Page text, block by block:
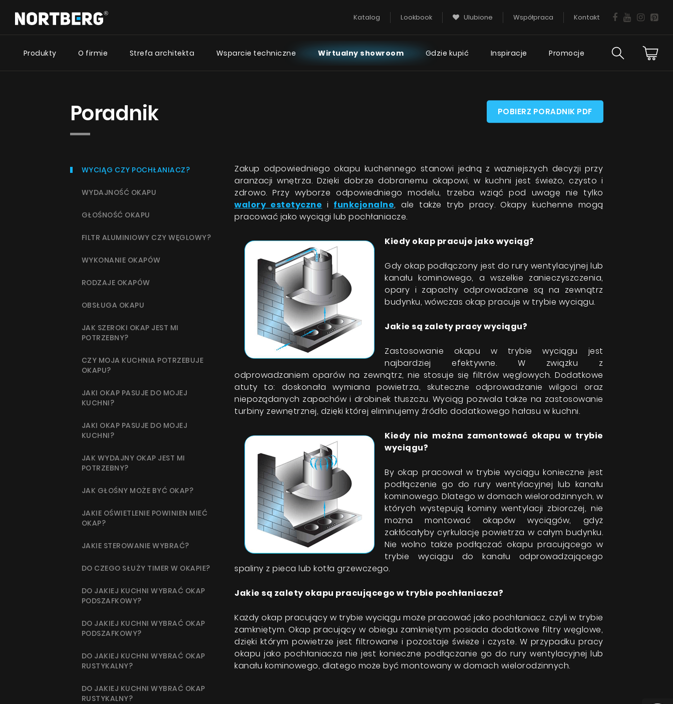
Produkty
O firmie
Strefa architekta
Katalog Lookbook Ulubione Współpraca Kontakt
Produkty
Okapy Wyspowe
Okapy Kominowe
Okapy Podszafkowe
Okapy do zabudowy
Nortberg ArtGlass
Okapy z ceramiki
Nortberg Ceramic
O firmie Strefa architekta Wsparcie techniczne
Poradnik
ZOBACZ WSZYSTKIE ZOBACZ WSZYSTKIE ZOBACZ WSZYSTKIE
Wsparcie
techniczne
Poradnik
Serwis
Wirtualny showroom Gdzie kupić Inspiracje Promocje
Poradnik POBIERZ PORADNIK PDF
WYCIĄG CZY POCHŁANIACZ?
WYDAJNOŚĆ OKAPU
GŁOŚNOŚĆ OKAPU
FILTR ALUMINIOWY CZY WĘGLOWY?
WYKONANIE OKAPÓW
RODZAJE OKAPÓW
OBSŁUGA OKAPU
JAK SZEROKI OKAP JEST MI
POTRZEBNY?
CZY MOJA KUCHNIA POTRZEBUJE
OKAPU?
JAKI OKAP PASUJE DO MOJEJ
KUCHNI?
JAKI OKAP PASUJE DO MOJEJ
KUCHNI?
JAK WYDAJNY OKAP JEST MI
POTRZEBNY?
JAK GŁOŚNY MOŻE BYĆ OKAP?
JAKIE OŚWIETLENIE POWINIEN MIEĆ
OKAP?
JAKIE STEROWANIE WYBRAĆ?
DO CZEGO SŁUŻY TIMER W OKAPIE?
DO JAKIEJ KUCHNI WYBRAĆ OKAP
PODSZAFKOWY?
DO JAKIEJ KUCHNI WYBRAĆ OKAP
PODSZAFKOWY?
DO JAKIEJ KUCHNI WYBRAĆ OKAP
RUSTYKALNY?
DO JAKIEJ KUCHNI WYBRAĆ OKAP
RUSTYKALNY?
Zakup odpowiedniego okapu kuchennego stanowi jedną z ważniejszych decyzji przy
aranżacji wnętrza. Dzięki dobrze dobranemu okapowi, w kuchni jest świeżo, czysto i
zdrowo. Przy wyborze odpowiedniego modelu, trzeba wziąć pod uwagę nie tylko
walory estetyczne i funkcjonalne, ale także tryb pracy. Okapy kuchenne mogą
pracować jako wyciągi lub pochłaniacze.
Kiedy okap pracuje jako wyciąg?
Gdy okap podłączony jest do rury wentylacyjnej lub
kanału kominowego, a wszelkie zanieczyszczenia,
opary i zapachy odprowadzane są na zewnątrz
budynku, wówczas okap pracuje w trybie wyciągu.
Jakie są zalety pracy wyciągu?
Zastosowanie okapu w trybie wyciągu jest
najbardziej efektywne. W związku z
odprowadzaniem oparów na zewnątrz, nie stosuje się filtrów węglowych. Dodatkowe
atuty to: doskonała wymiana powietrza, skuteczne odprowadzanie wilgoci oraz
niepożądanych zapachów i drobinek tłuszczu. Wyciąg pozwala także na zastosowanie
turbiny zewnętrznej, dzięki której eliminujemy źródło dodatkowego hałasu w kuchni.
Kiedy nie można zamontować okapu w trybie
wyciągu?
By okap pracował w trybie wyciągu konieczne jest
podłączenie go do rury wentylacyjnej lub kanału
kominowego. Dlatego w domach wielorodzinnych, w
których występują kominy wentylacji zbiorczej, nie
można montować okapów wyciągów, gdyż
zakłócałyby cyrkulację powietrza w całym budynku.
Nie wolno także podłączać okapu pracującego w
trybie wyciągu do kanału odprowadzającego
spaliny z pieca lub kotła grzewczego.
Jakie są zalety okapu pracującego w trybie pochłaniacza?
Każdy okap pracujący w trybie wyciągu może pracować jako pochłaniacz, czyli w trybie
zamkniętym. Okap pracujący w obiegu zamkniętym posiada dodatkowe filtry węglowe,
dzięki którym powietrze jest filtrowane i pozostaje świeże i czyste. W przypadku pracy
okapu jako pochłaniacza nie jest konieczne podłączanie go do rury wentylacyjnej lub
kanału kominowego, dlatego może być montowany w domach wielorodzinnych.